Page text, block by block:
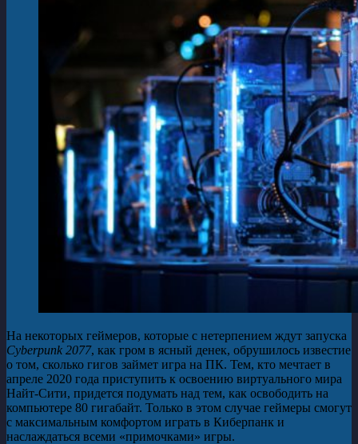
На некоторых геймеров, которые с нетерпением ждут запуска
Cyberpunk 2077, как гром в ясный денек, обрушилось известие
о том, сколько гигов займет игра на ПК. Тем, кто мечтает в
апреле 2020 года приступить к освоению виртуального мира
Найт-Сити, придется подумать над тем, как освободить на
компьютере 80 гигабайт. Только в этом случае геймеры смогут
с максимальным комфортом играть в Киберпанк и
наслаждаться всеми «примочками» игры.